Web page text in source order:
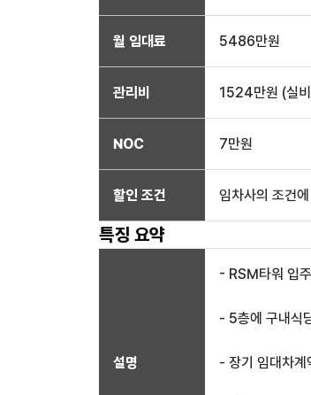
월 임대료 5486만원
관리비 1524만원 (실
NOC 7만원
할인 조건 임차사의 조건
특징 요약
설명
- RSM타워 입
- 5층에 구내식
- 장기 임대차계